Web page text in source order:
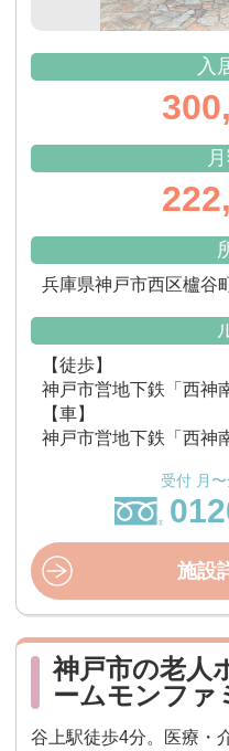
入
兵庫県神戸市西区櫨谷
【徒歩】
神戸市営地下鉄「西神
【車】
神戸市営地下鉄「西神
受付 月
施設
神戸市の老人
ームモンファ
谷上駅徒歩4分。医療・